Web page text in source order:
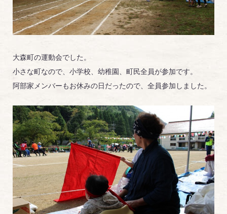
大森町の運動会でした。
小さな町なので、小学校、幼稚園、町民全員が参加です。
阿部家メンバーもお休みの日だったので、全員参加しました。